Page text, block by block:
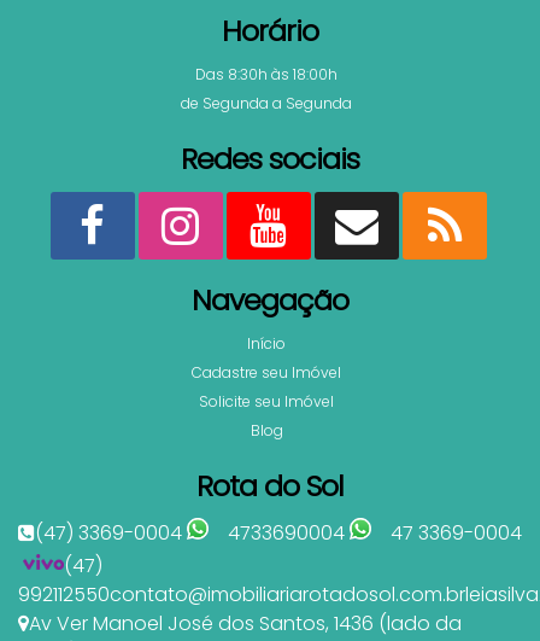
Horário
Das 8:30h às 18:00h
de Segunda a Segunda
Redes sociais
Navegação
Início
Cadastre seu Imóvel
Solicite seu Imóvel
Blog
Rota do Sol
(47) 3369-0004 4733690004
47 3369-0004
(47)
992112550contato@imobiliariarotadosol.com.br
Av Ver Manoel José dos Santos, 1436 (lado da